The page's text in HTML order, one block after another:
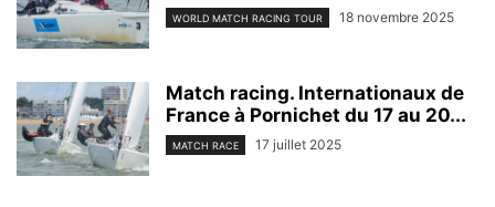
WORLD MATCH RACING TOUR 18 novembre 2025
Match racing. Internationaux de
France à Pornichet du 17 au 20...
MATCH RACE 17 juillet 2025